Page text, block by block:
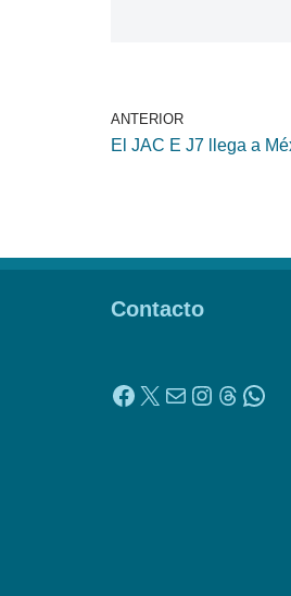
ANTERIOR
El JAC E J7 llega a
Contacto